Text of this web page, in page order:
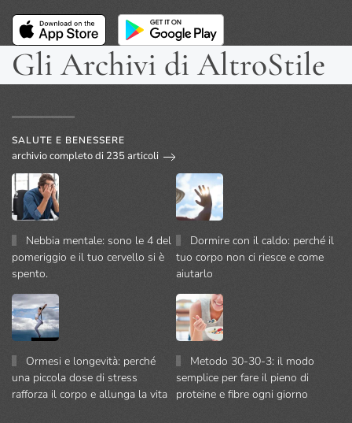
Gli Archivi di AltroStile
SALUTE E BENESSERE
archivio completo di 235 articoli
Nebbia mentale: sono le 4 del
pomeriggio e il tuo cervello si è
spento.
Dormire con il caldo: perché il
tuo corpo non ci riesce e come
aiutarlo
Ormesi e longevità: perché
una piccola dose di stress
rafforza il corpo e allunga la vita
Metodo 30-30-3: il modo
semplice per fare il pieno di
proteine e fibre ogni giorno